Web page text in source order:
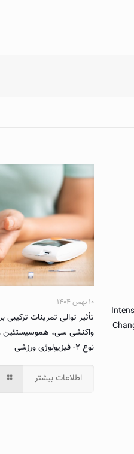
۱۰ بهمن ۱۴۰۴
تأثیر توالی تمرینات
واکنشی سی، هموسیستئین و
نوع ۲- فیزیولوژی ورزشی
اطلاعات بیشتر